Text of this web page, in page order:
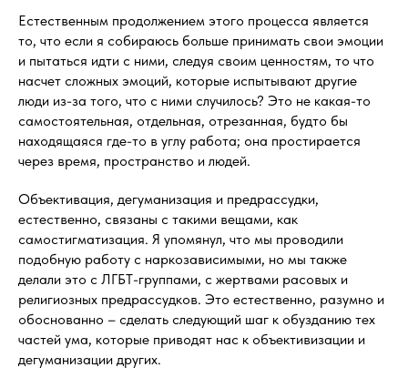
Естественным продолжением этого процесса является
то, что если я собираюсь больше принимать свои эмоции
и пытаться идти с ними, следуя своим ценностям, то что
насчет сложных эмоций, которые испытывают другие
люди из-за того, что с ними случилось? Это не какая-то
самостоятельная, отдельная, отрезанная, будто бы
находящаяся где-то в углу работа; она простирается
через время, пространство и людей.
Объективация, дегуманизация и предрассудки,
естественно, связаны с такими вещами, как
самостигматизация. Я упомянул, что мы проводили
подобную работу с наркозависимыми, но мы также
делали это с ЛГБТ-группами, с жертвами расовых и
религиозных предрассудков. Это естественно, разумно и
обоснованно – сделать следующий шаг к обузданию тех
частей ума, которые приводят нас к объективизации и
дегуманизации других.